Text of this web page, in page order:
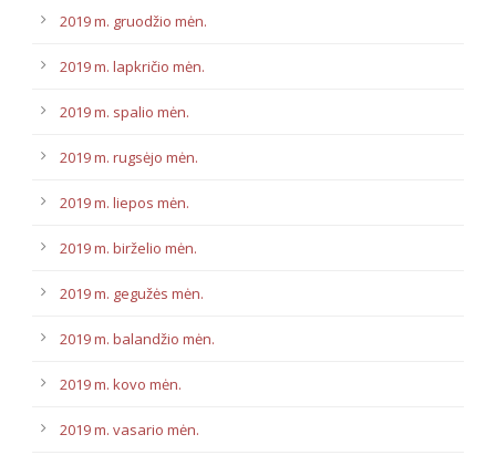
2019 m. gruodžio mėn.
2019 m. lapkričio mėn.
2019 m. spalio mėn.
2019 m. rugsėjo mėn.
2019 m. liepos mėn.
2019 m. birželio mėn.
2019 m. gegužės mėn.
2019 m. balandžio mėn.
2019 m. kovo mėn.
2019 m. vasario mėn.